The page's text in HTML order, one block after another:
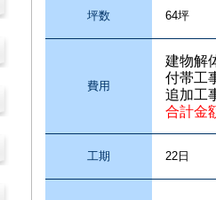
坪数 64坪
費用
建物解
付帯工
追加工
合計金
工期 22日